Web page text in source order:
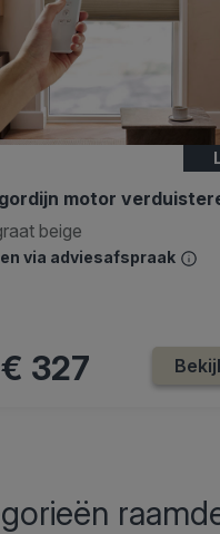
motor
beige
via adviesafspraak
€ 327